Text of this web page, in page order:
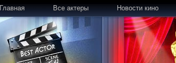
Главная Все актеры Новости кино